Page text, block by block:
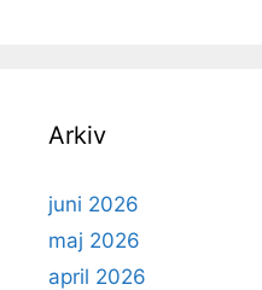
Arkiv
juni 2026
maj 2026
april 2026